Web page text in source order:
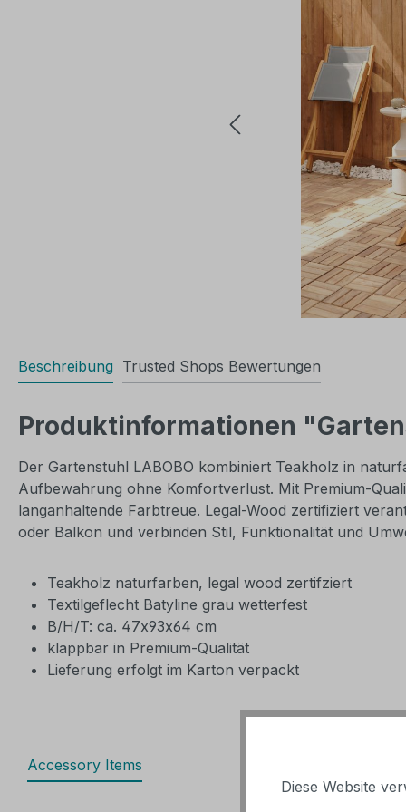
Beschreibung Trusted Shops Bewertungen
Produktinformationen
Der Gartenstuhl LABOBO kombiniert Teakholz in
Aufbewahrung ohne Komfortverlust. Mit Premium-
langanhaltende Farbtreue. Legal-Wood zertifiziert
oder Balkon und verbinden Stil, Funktionalität und
Teakholz naturfarben, legal wood zertifziert
Textilgeflecht Batyline grau wetterfest
B/H/T: ca. 47x93x64 cm
klappbar in Premium-Qualität
Lieferung erfolgt im Karton verpackt
Accessory Items
Diese Website